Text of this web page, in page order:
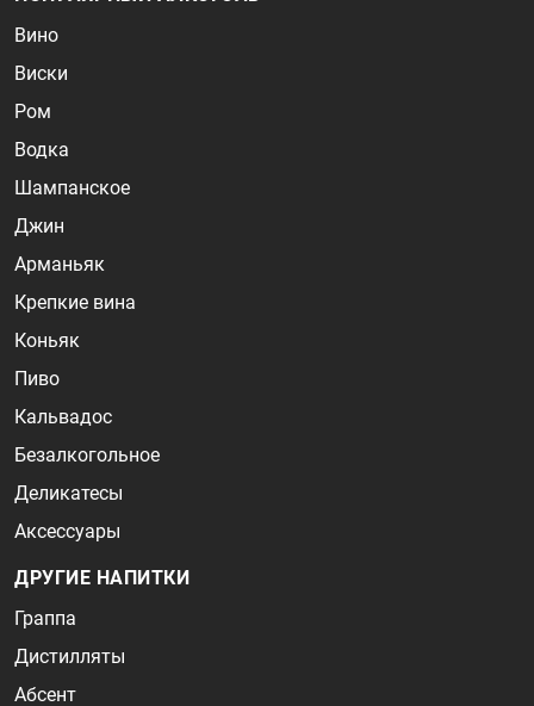
Вино
Виски
Ром
Водка
Шампанское
Джин
Арманьяк
Крепкие вина
Коньяк
Пиво
Кальвадос
Безалкогольное
Деликатесы
Аксессуары
ДРУГИЕ НАПИТКИ
Граппа
Дистилляты
Абсент